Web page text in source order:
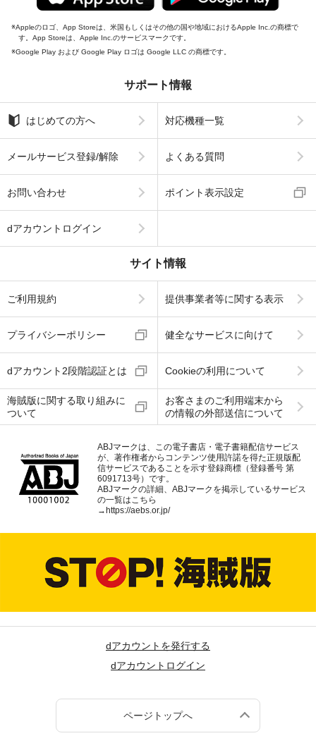
Appleのロゴ、App Storeは、米国もしくはその他の国や地域におけるApple Inc.の商標で
す。App Storeは、Apple Inc.のサービスマークです。
Google Play および Google Play ロゴは Google LLC の商標です。
サポート情報
はじめての方へ 対応機種一覧
メールサービス登録/解除 よくある質問
お問い合わせ ポイント表示設定
dアカウントログイン
サイト情報
ご利用規約 提供事業者等に関する表示
プライバシーポリシー 健全なサービスに向けて
dアカウント2段階認証とは Cookieの利用について
海賊版に関する取り組みに
ついて
お客さまのご利用端末から
の情報の外部送信について
ABJマークは、この電子書店・電子書籍配信サービス
が、著作権者からコンテンツ使用許諾を得た正規版配
信サービスであることを示す登録商標（登録番号 第
6091713号）です。
ABJマークの詳細、ABJマークを掲示しているサービス
の一覧はこちら
→https://aebs.or.jp/
dアカウントを発行する
dアカウントログイン
ページトップへ